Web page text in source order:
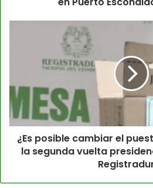
¿Es posible cambiar el
la segunda vuelta